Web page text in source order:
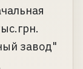
завод"